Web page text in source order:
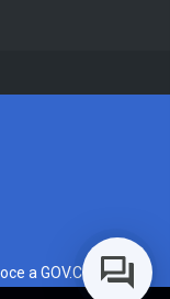
a GOV.CO aquí